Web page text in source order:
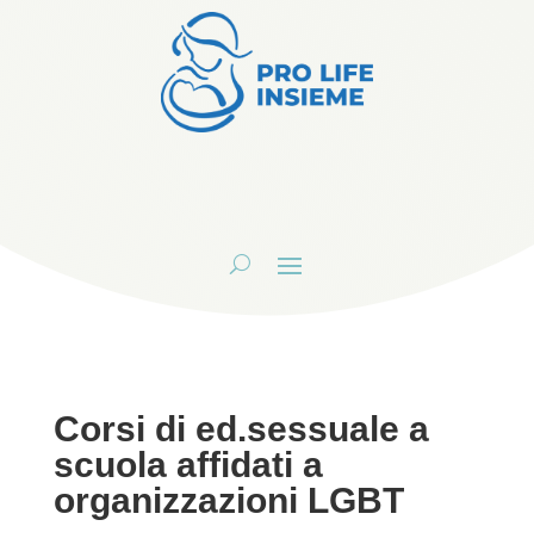
Corsi di ed.sessuale a
scuola affidati a
organizzazioni LGBT